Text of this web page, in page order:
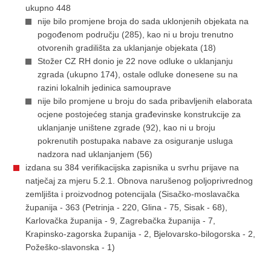
ukupno 448
nije bilo promjene broja do sada uklonjenih objekata na
pogođenom području (285), kao ni u broju trenutno
otvorenih gradilišta za uklanjanje objekata (18)
Stožer CZ RH donio je 22 nove odluke o uklanjanju
zgrada (ukupno 174), ostale odluke donesene su na
razini lokalnih jedinica samouprave
nije bilo promjene u broju do sada pribavljenih elaborata
ocjene postojećeg stanja građevinske konstrukcije za
uklanjanje uništene zgrade (92), kao ni u broju
pokrenutih postupaka nabave za osiguranje usluga
nadzora nad uklanjanjem (56)
izdana su 384 verifikacijska zapisnika u svrhu prijave na
natječaj za mjeru 5.2.1. Obnova narušenog poljoprivrednog
zemljišta i proizvodnog potencijala (Sisačko-moslavačka
županija - 363 (Petrinja - 220, Glina - 75, Sisak - 68),
Karlovačka županija - 9, Zagrebačka županija - 7,
Krapinsko-zagorska županija - 2, Bjelovarsko-bilogorska - 2,
Požeško-slavonska - 1)